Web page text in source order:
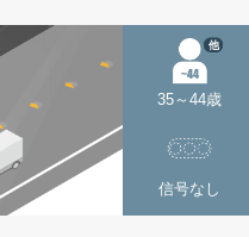
35～44歳
他
信号なし